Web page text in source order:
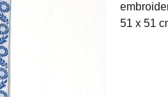
51 x 51